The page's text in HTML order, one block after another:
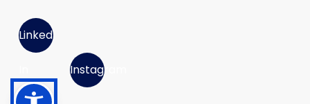
Linked
Instagram